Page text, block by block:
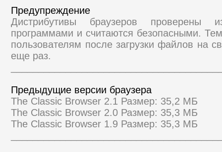
Предупреждение
Дистрибутивы браузеров проверены
программами и считаются безопасными.
пользователям после загрузки файлов на
еще раз.
Предыдущие версии браузера
The Classic Browser 2.1 Размер: 35,2 МБ
The Classic Browser 2.0 Размер: 35,3 МБ
The Classic Browser 1.9 Размер: 35,3 МБ